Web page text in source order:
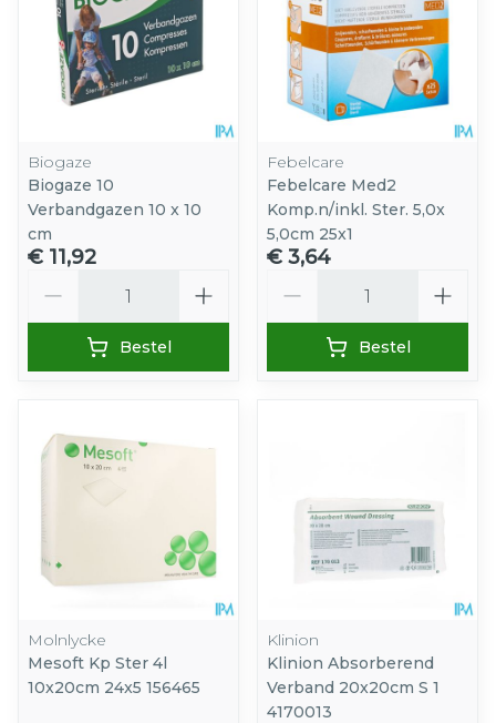
Biogaze
Biogaze 10
Verbandgazen 10 x 10
cm
€ 11,92
Bestel
Febelcare
Febelcare Med2
Komp.n/inkl. Ster. 5,0x
5,0cm 25x1
€ 3,64
Bestel
Molnlycke
Mesoft Kp Ster 4l
10x20cm 24x5 156465
Klinion
Klinion Absorberend
Verband 20x20cm S 1
4170013